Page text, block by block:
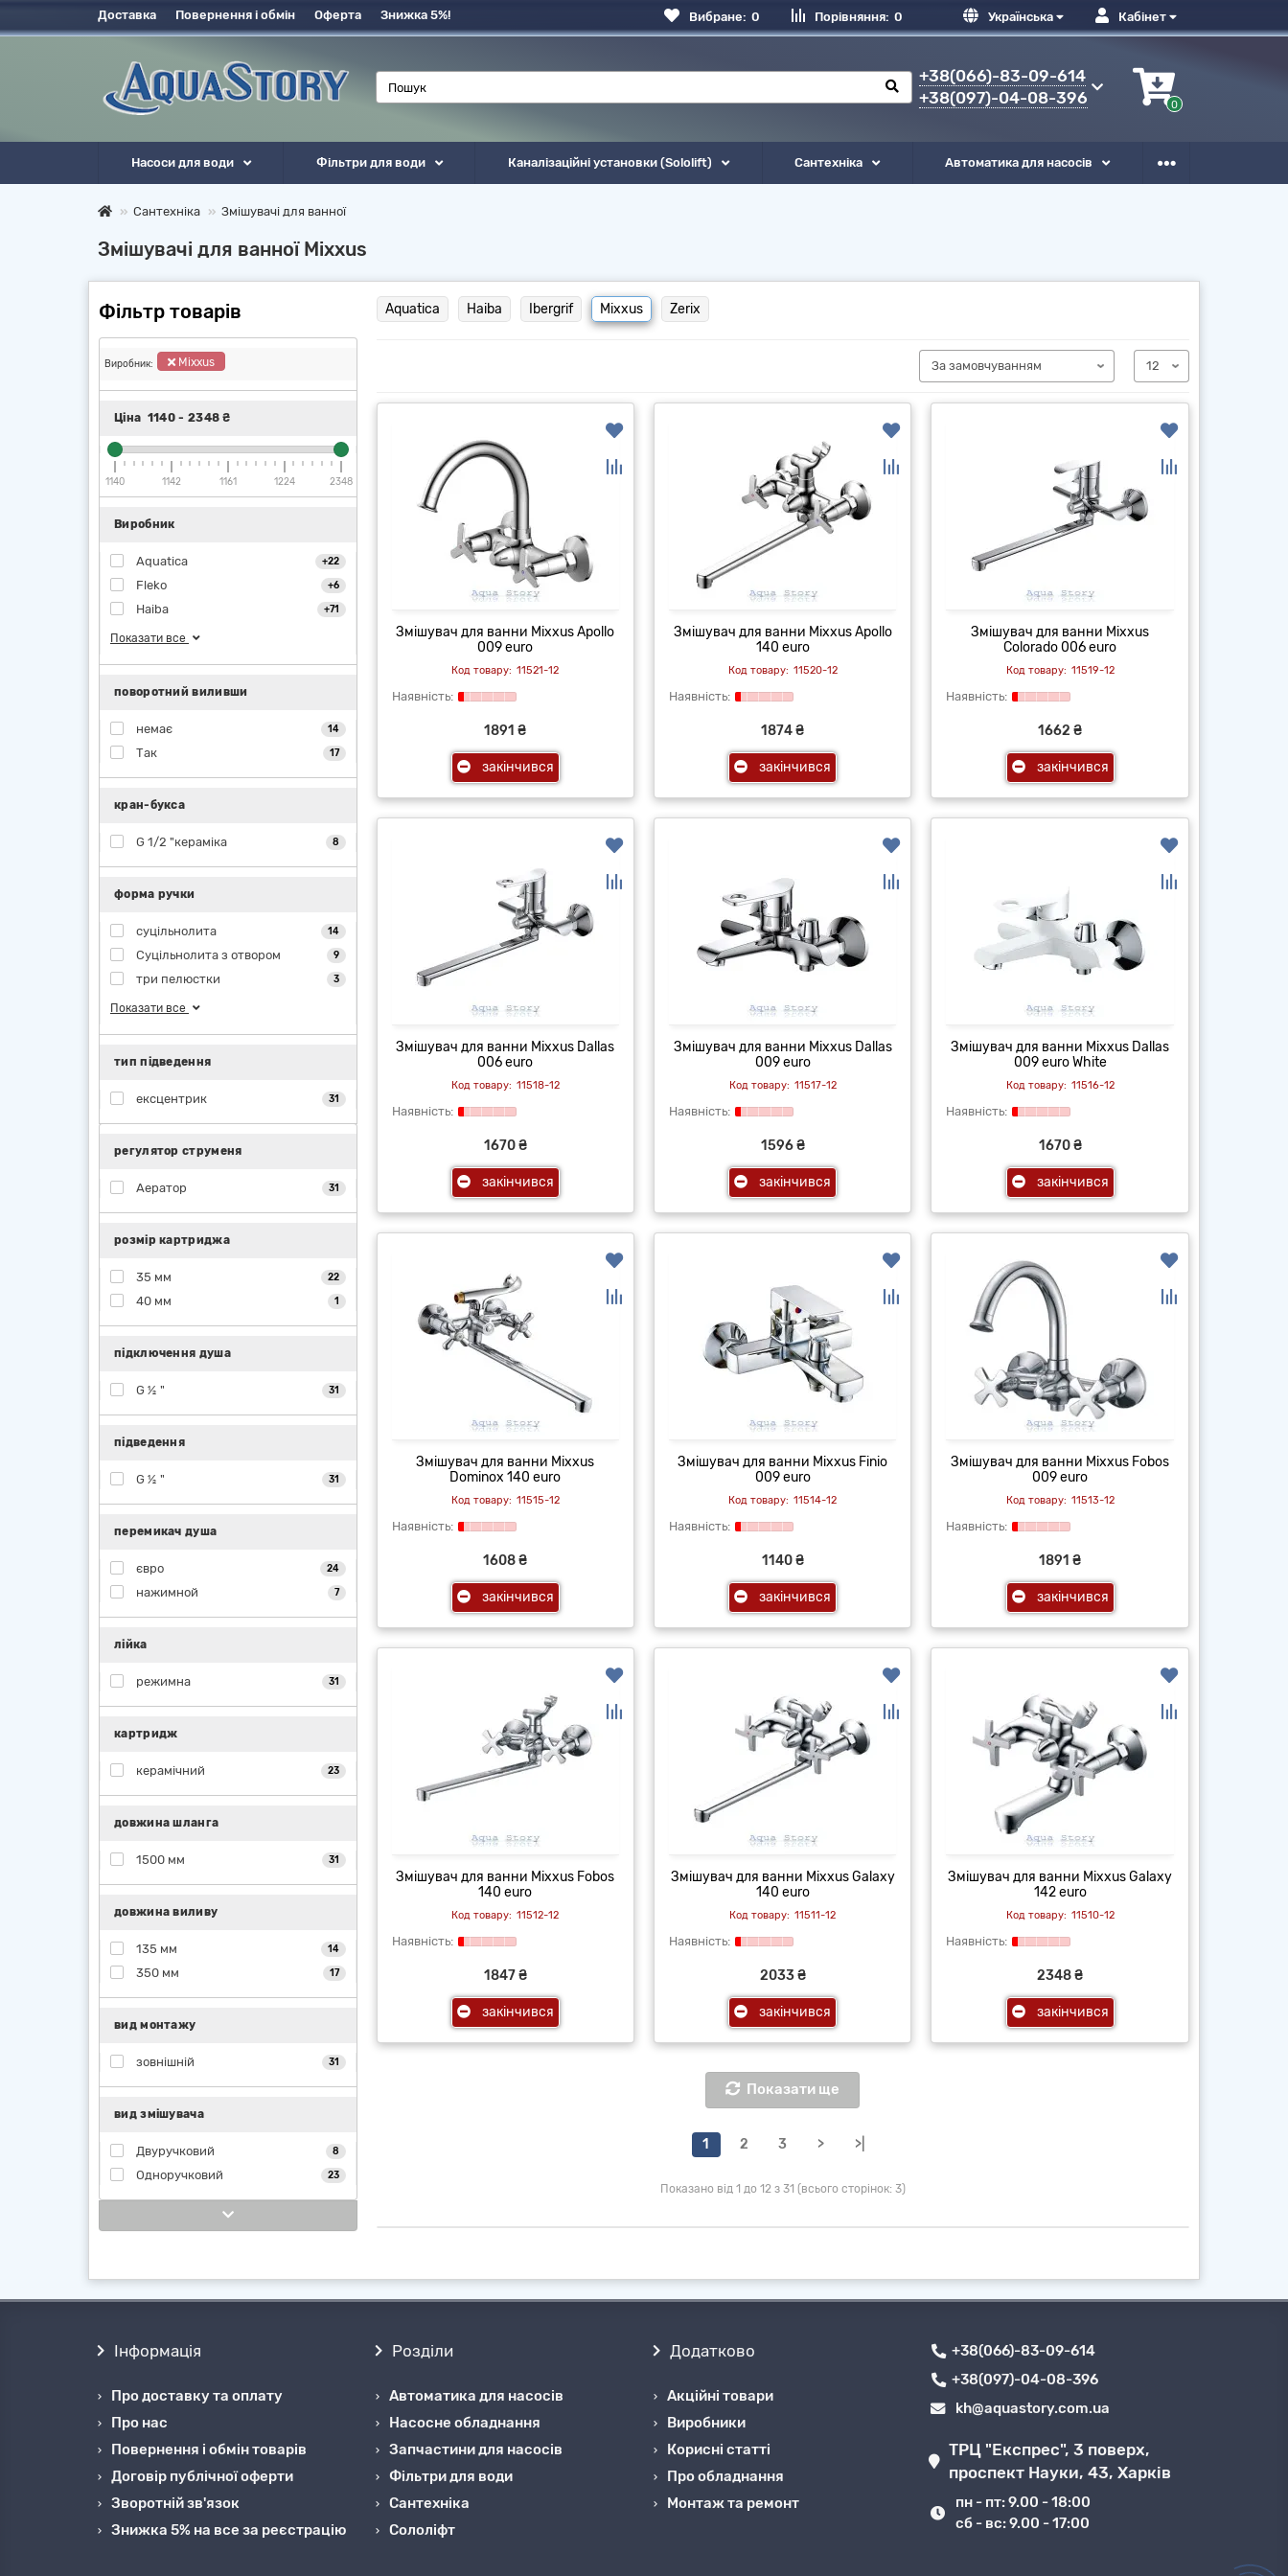
Кабінет
Українська
Порівняння: 0
Вибране: 0
Доставка Повернення і обмін Оферта Знижка 5%!
+38(066)-83-09-614
+38(097)-04-08-396
0
Насоси для води Фільтри для води Каналізаційні установки (Sololift) Сантехніка Автоматика для насосів
Сантехніка Змішувачі для ванної
Змішувачі для ванної Mixxus
Фільтр товарів
Виробник: Mixxus
Ціна 1140 - 2348 ₴
1140 1142 1161 1224 2348
Виробник
Aquatica +22
Fleko +6
Haiba +71
Показати все
поворотний виливши
немає 14
Так 17
кран-букса
G 1/2 "кераміка 8
форма ручки
суцільнолита 14
Суцільнолита з отвором 9
три пелюстки 3
Показати все
тип підведення
ексцентрик 31
регулятор струменя
Аератор 31
розмір картриджа
35 мм 22
40 мм 1
підключення душа
G ½ " 31
підведення
G ½ " 31
перемикач душа
євро 24
нажимной 7
лійка
режимна 31
картридж
керамічний 23
довжина шланга
1500 мм 31
довжина виливу
135 мм 14
350 мм 17
вид монтажу
зовнішній 31
вид змішувача
Двуручковий 8
Одноручковий 23
Aquatica Haiba Ibergrif Mixxus Zerix
Змішувач для ванни Mixxus Apollo
009 euro
11521-12
1891 ₴
закінчився
Змішувач для ванни Mixxus Apollo
140 euro
11520-12
1874 ₴
закінчився
Змішувач для ванни Mixxus
Colorado 006 euro
11519-12
1662 ₴
закінчився
Змішувач для ванни Mixxus Dallas
006 euro
11518-12
1670 ₴
закінчився
Змішувач для ванни Mixxus Dallas
009 euro
11517-12
1596 ₴
закінчився
Змішувач для ванни Mixxus Dallas
009 euro White
11516-12
1670 ₴
закінчився
Змішувач для ванни Mixxus
Dominox 140 euro
11515-12
1608 ₴
закінчився
Змішувач для ванни Mixxus Finio
009 euro
11514-12
1140 ₴
закінчився
Змішувач для ванни Mixxus Fobos
009 euro
11513-12
1891 ₴
закінчився
Змішувач для ванни Mixxus Fobos
140 euro
11512-12
1847 ₴
закінчився
Змішувач для ванни Mixxus Galaxy
140 euro
11511-12
2033 ₴
закінчився
Змішувач для ванни Mixxus Galaxy
142 euro
11510-12
2348 ₴
закінчився
Показати ще
1 2 3 > >|
Показано від 1 до 12 з 31 (всього сторінок: 3)
Інформація
Про доставку та оплату
Про нас
Повернення і обмін товарів
Договір публічної оферти
Зворотній зв'язок
Знижка 5% на все за реєстрацію
Розділи
Автоматика для насосів
Насосне обладнання
Запчастини для насосів
Фільтри для води
Сантехніка
Cололіфт
Додатково
Акційні товари
Виробники
Корисні статті
Про обладнання
Монтаж та ремонт
+38(066)-83-09-614
+38(097)-04-08-396
kh@aquastory.com.ua
ТРЦ "Експрес", 3 поверх,
проспект Науки, 43, Харків
пн - пт: 9.00 - 18:00
сб - вс: 9.00 - 17:00